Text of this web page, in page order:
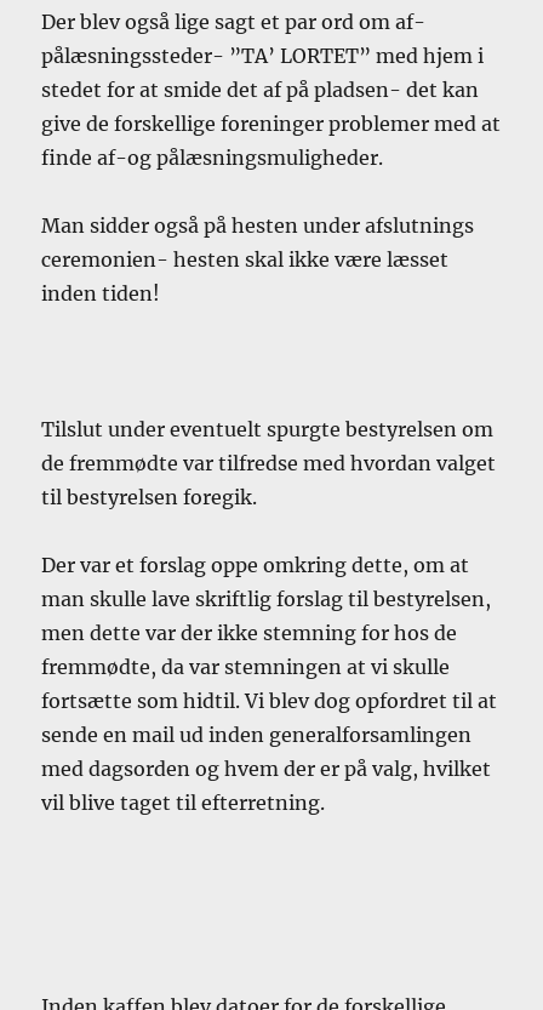
Der blev også lige sagt et par ord om af-
pålæsningssteder- ”TA’ LORTET” med hjem i
stedet for at smide det af på pladsen- det kan
give de forskellige foreninger problemer med at
finde af-og pålæsningsmuligheder.
Man sidder også på hesten under afslutnings
ceremonien- hesten skal ikke være læsset
inden tiden!
Tilslut under eventuelt spurgte bestyrelsen om
de fremmødte var tilfredse med hvordan valget
til bestyrelsen foregik.
Der var et forslag oppe omkring dette, om at
man skulle lave skriftlig forslag til bestyrelsen,
men dette var der ikke stemning for hos de
fremmødte, da var stemningen at vi skulle
fortsætte som hidtil. Vi blev dog opfordret til at
sende en mail ud inden generalforsamlingen
med dagsorden og hvem der er på valg, hvilket
vil blive taget til efterretning.